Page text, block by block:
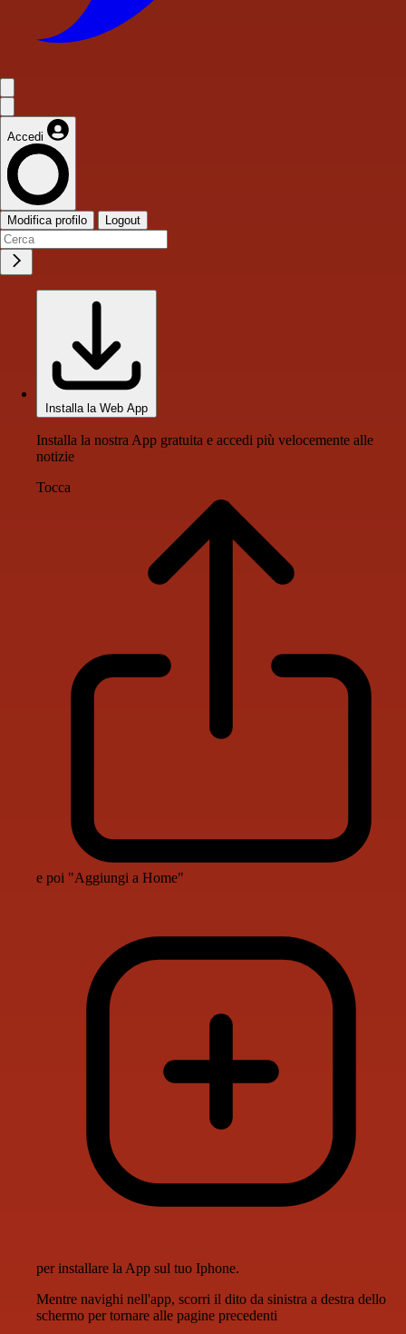
Accedi
Modifica profilo Logout
Installa la Web App
Installa la nostra App gratuita e accedi più velocemente alle
notizie
Tocca
e poi "Aggiungi a Home"
per installare la App sul tuo Iphone.
Mentre navighi nell'app, scorri il dito da sinistra a destra dello
schermo per tornare alle pagine precedenti